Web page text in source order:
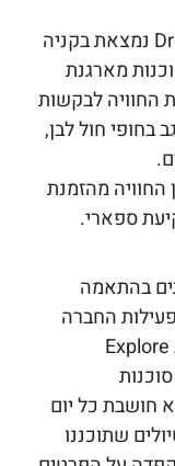
נמצאת בקניה
מארגנת
החוויה לבקשות
בחופי חול לבן,
החוויה מהזמנת
ספארי.
בהתאמה
החברה
חושבת כל יום
שתוכננו